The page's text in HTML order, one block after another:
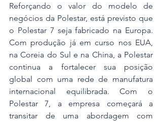
Reforçando o valor do modelo de
negócios da Polestar, está previsto que
o Polestar 7 seja fabricado na Europa.
Com produção já em curso nos EUA,
na Coreia do Sul e na China, a Polestar
continua a fortalecer sua posição
global com uma rede de manufatura
internacional equilibrada. Com o
Polestar 7, a empresa começará a
transitar de uma abordagem com